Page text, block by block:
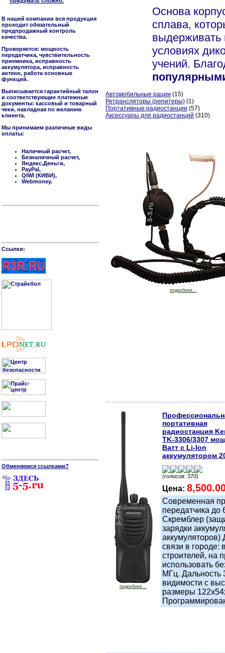
В нашей компании вся продукция
проходит обязательный
предпродажный контроль
качества.
Проверяется: мощность
передатчика, чувствительность
приемника, исправность
аккумулятора, исправность
антенн, работа основных
функций.
Выписывается гарантийный талон
и соответствующие платежные
документы: кассовый и товарный
чеки, накладная по желанию
клиента.
Мы принимаем различные виды
оплаты:
Наличный расчет,
Безналичный расчет,
Яндекс.Деньги,
PayPal,
QIWI (КИВИ),
Webmoney.
Cсылки:
Обменяемся ссылками?
Основа
сплава,
выдерживать
условиях
учений.
Автомобильные рации (15)
Ретрансляторы (репитеры) (1)
Портативные радиостанции (57)
Аксессуары для радиостанций (310)
подробнее...
подробнее...
портативная
радиостанция
TK-3306/3307
Ватт с Li-Ion
аккумулятором
(голосов: 370)
Цена:
Современная
передатчика
Скремблер
зарядки
аккумуляторов)
связи в городе:
строителей, на
использовать
МГц. Дальность
видимости с
размеры